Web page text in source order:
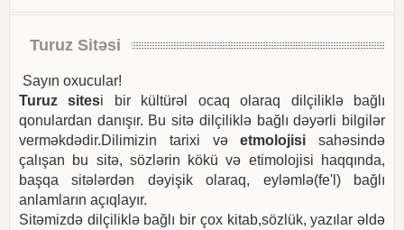
Turuz Sitəsi
Sayın oxucular!
Turuz sitesi bir kültürəl ocaq olaraq dilçiliklə bağlı
qonulardan danışır. Bu sitə dilçiliklə bağlı dəyərli bilgilər
verməkdədir.Dilimizin tarixi vəetmolojisi sahəsində
çalışan bu sitə, sözlərin kökü və etimolojisi haqqında,
başqa sitələrdən dəyişik olaraq, eyləmlə(fe'l) bağlı
anlamların açıqlayır.
Sitəmizdə dilçiliklə bağlı bir çox kitab,sözlük, yazılar əldə